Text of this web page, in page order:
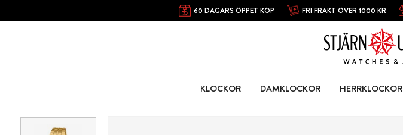
60 DAGARS ÖPPET KÖP FRI FRAKT ÖVER 1000 KR
KLOCKOR DAMKLOCKOR HERRKLOCKOR